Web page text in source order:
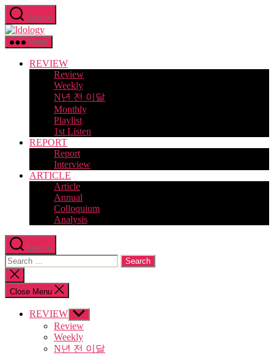
Skip
to
the
content
Search
Idology
Menu
REVIEW
Review
Weekly
N년 전 이달
Monthly
Playlist
1st Listen
REPORT
Report
Interview
ARTICLE
Article
Annual
Colloquium
Analysis
Search
Search
for:
Close
search
Close Menu
REVIEW Show
sub
menu
Review
Weekly
N년 전 이달